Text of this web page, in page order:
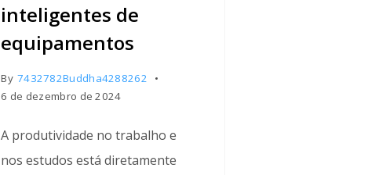
inteligentes de
equipamentos
By 7432782Buddha4288262
6 de dezembro de 2024
A produtividade no trabalho e
nos estudos está diretamente